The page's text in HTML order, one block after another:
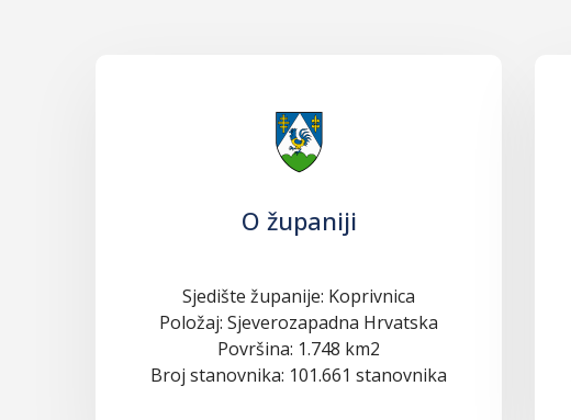
O županiji
Sjedište županije: Koprivnica
Položaj: Sjeverozapadna Hrvatska
Površina: 1.748 km2
Broj stanovnika: 101.661 stanovnika